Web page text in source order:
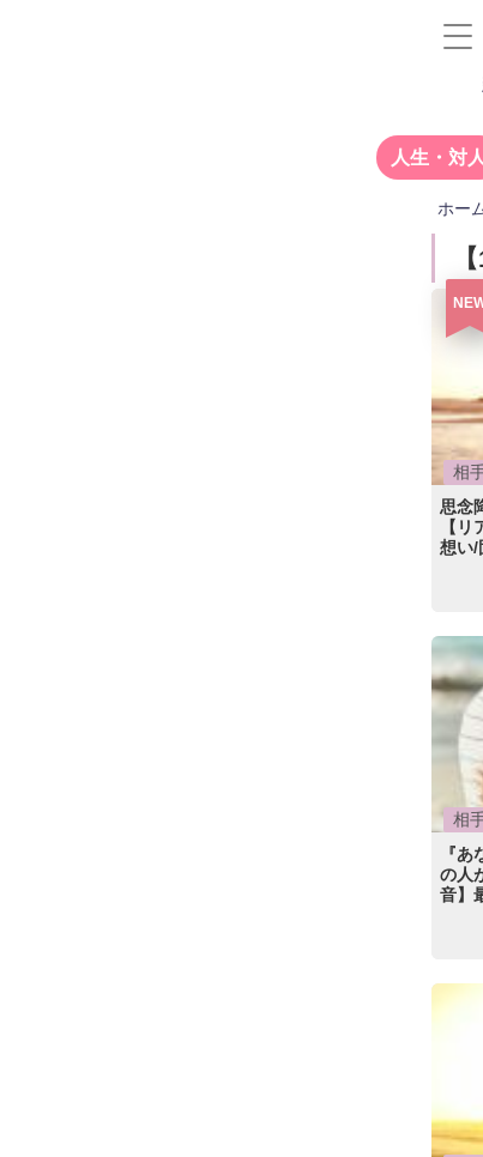
人生・対人
ホー
相
思念
【
想い/
相
『
の人
音】